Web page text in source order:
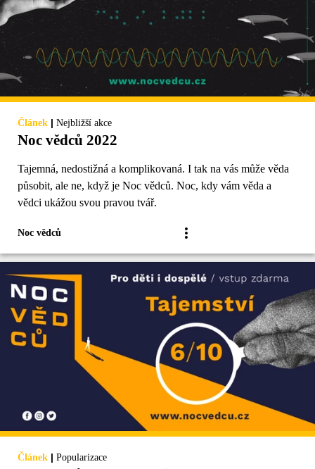
Článek | Nejbližší akce
Noc vědců 2022
Tajemná, nedostižná a komplikovaná. I tak na vás může věda
působit, ale ne, když je Noc vědců. Noc, kdy vám věda a
vědci ukážou svou pravou tvář.
Noc vědců
Článek | Popularizace